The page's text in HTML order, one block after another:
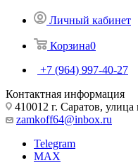
Личный кабинет
Корзина0
+7 (964) 997-40-27
Контактная информация
410012 г. Саратов,
zamkoff64@inbox.ru
Telegram
MAX